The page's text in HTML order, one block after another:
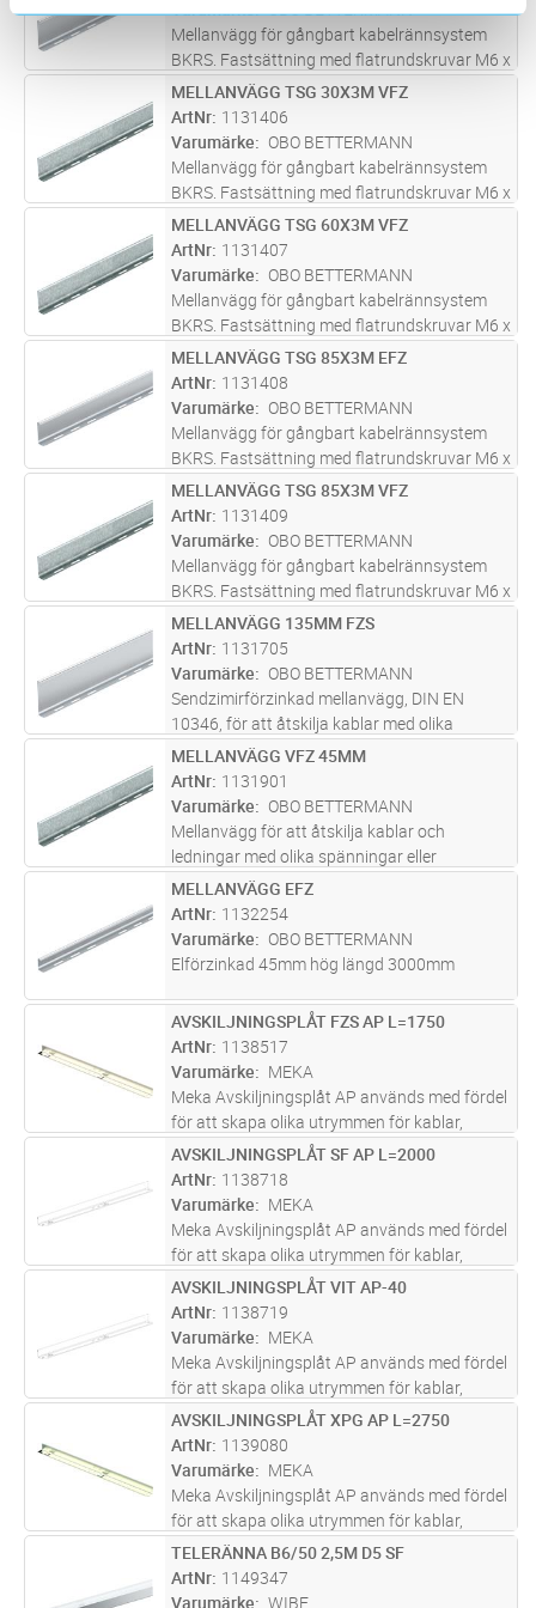
Varumärke OBO BETTERMANN
Mellanvägg för gångbart kabelrännsystem
BKRS. Fastsättning med flatrundskruvar M6 x
12 mm i bottenperforeringen.
ST Lägg i kundvagn
MELLANVÄGG TSG 30X3M VFZ
ArtNr 1131406
Varumärke
OBO BETTERMANN
Mellanvägg för gångbart kabelrännsystem
BKRS. Fastsättning med flatrundskruvar M6 x
12 mm i bottenperforeringen.
ST Lägg i kundvagn
MELLANVÄGG TSG 60X3M VFZ
ArtNr 1131407
Varumärke
OBO BETTERMANN
Mellanvägg för gångbart kabelrännsystem
BKRS. Fastsättning med flatrundskruvar M6 x
12 mm i bottenperforeringen.
ST Lägg i kundvagn
MELLANVÄGG TSG 85X3M EFZ
ArtNr 1131408
Varumärke
OBO BETTERMANN
Mellanvägg för gångbart kabelrännsystem
BKRS. Fastsättning med flatrundskruvar M6 x
12 mm i bottenperforeringen.
ST Lägg i kundvagn
MELLANVÄGG TSG 85X3M VFZ
ArtNr 1131409
Varumärke
OBO BETTERMANN
Mellanvägg för gångbart kabelrännsystem
BKRS. Fastsättning med flatrundskruvar M6 x
12 mm i bottenperforeringen.
ST Lägg i kundvagn
MELLANVÄGG 135MM FZS
ArtNr 1131705
Varumärke
OBO BETTERMANN
Sendzimirförzinkad mellanvägg, DIN EN
10346, för att åtskilja kablar med olika
spänningar eller funktioner.
M Lägg i kundvagn
MELLANVÄGG VFZ 45MM
ArtNr 1131901
Varumärke
OBO BETTERMANN
Mellanvägg för att åtskilja kablar och
ledningar med olika spänningar eller
funktioner.
ST Lägg i kundvagn
MELLANVÄGG EFZ
ArtNr 1132254
Varumärke
OBO BETTERMANN
Elförzinkad 45mm hög längd 3000mm
ST Lägg i kundvagn
AVSKILJNINGSPLÅT FZS AP L=1750
ArtNr 1138517
Varumärke
MEKA
Meka Avskiljningsplåt AP används med fördel
för att skapa olika utrymmen för kablar,
används till samtliga kabelstegar men även
trådstegar och kabelrännor.
ST Lägg i kundvagn
AVSKILJNINGSPLÅT SF AP L=2000
ArtNr 1138718
Varumärke
MEKA
Meka Avskiljningsplåt AP används med fördel
för att skapa olika utrymmen för kablar,
används till samtliga kabelstegar men även
trådstegar och kabelrännor.
ST Lägg i kundvagn
AVSKILJNINGSPLÅT VIT AP-40
ArtNr 1138719
Varumärke
MEKA
Meka Avskiljningsplåt AP används med fördel
för att skapa olika utrymmen för kablar,
används till samtliga kabelstegar men även
trådstegar och kabelrännor.
ST Lägg i kundvagn
AVSKILJNINGSPLÅT XPG AP L=2750
ArtNr 1139080
Varumärke
MEKA
Meka Avskiljningsplåt AP används med fördel
för att skapa olika utrymmen för kablar,
används till samtliga kabelstegar men även
trådstegar och kabelrännor.
ST Lägg i kundvagn
TELERÄNNA B6/50 2,5M D5 SF
ArtNr 1149347
Varumärke
WIBE